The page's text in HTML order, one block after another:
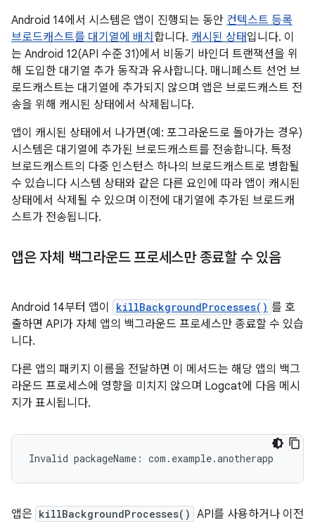
Android 14에서 시스템은 앱이 진행되는 동안 컨텍스트 등록
브로드캐스트를 대기열에 배치 합니다. 캐시된 상태 입니다. 이
는 Android 12(API 수준 31)에서 비동기 바인더 트랜잭션을 위
해 도입한 대기열 추가 동작과 유사합니다. 매니페스트 선언 브
로드캐스트는 대기열에 추가되지 않으며 앱은 브로드캐스트 전
송을 위해 캐시된 상태에서 삭제됩니다.
앱이 캐시된 상태에서 나가면(예: 포그라운드로 돌아가는 경우)
시스템은 대기열에 추가된 브로드캐스트를 전송합니다. 특정
브로드캐스트의 다중 인스턴스 하나의 브로드캐스트로 병합될
수 있습니다 시스템 상태와 같은 다른 요인에 따라 앱이 캐시된
상태에서 삭제될 수 있으며 이전에 대기열에 추가된 브로드캐
스트가 전송됩니다.
앱은 자체 백그라운드 프로세스만 종료할 수 있음
Android 14부터 앱이 killBackgroundProcesses() 를 호
출하면 API가 자체 앱의 백그라운드 프로세스만 종료할 수 있습
니다.
다른 앱의 패키지 이름을 전달하면 이 메서드는 해당 앱의 백그
라운드 프로세스에 영향을 미치지 않으며 Logcat에 다음 메시
지가 표시됩니다.
앱은 killBackgroundProcesses() API를 사용하거나 이전